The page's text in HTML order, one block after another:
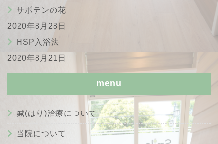
サボテンの花
2020年8月28日
HSP入浴法
2020年8月21日
menu
鍼(はり)治療について
当院について